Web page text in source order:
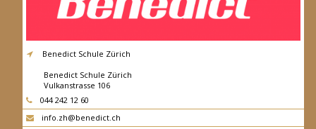
Benedict Schule Zürich
Benedict Schule Zürich
Vulkanstrasse 106
8048 Zürich
044 242 12 60
info.zh@benedict.ch